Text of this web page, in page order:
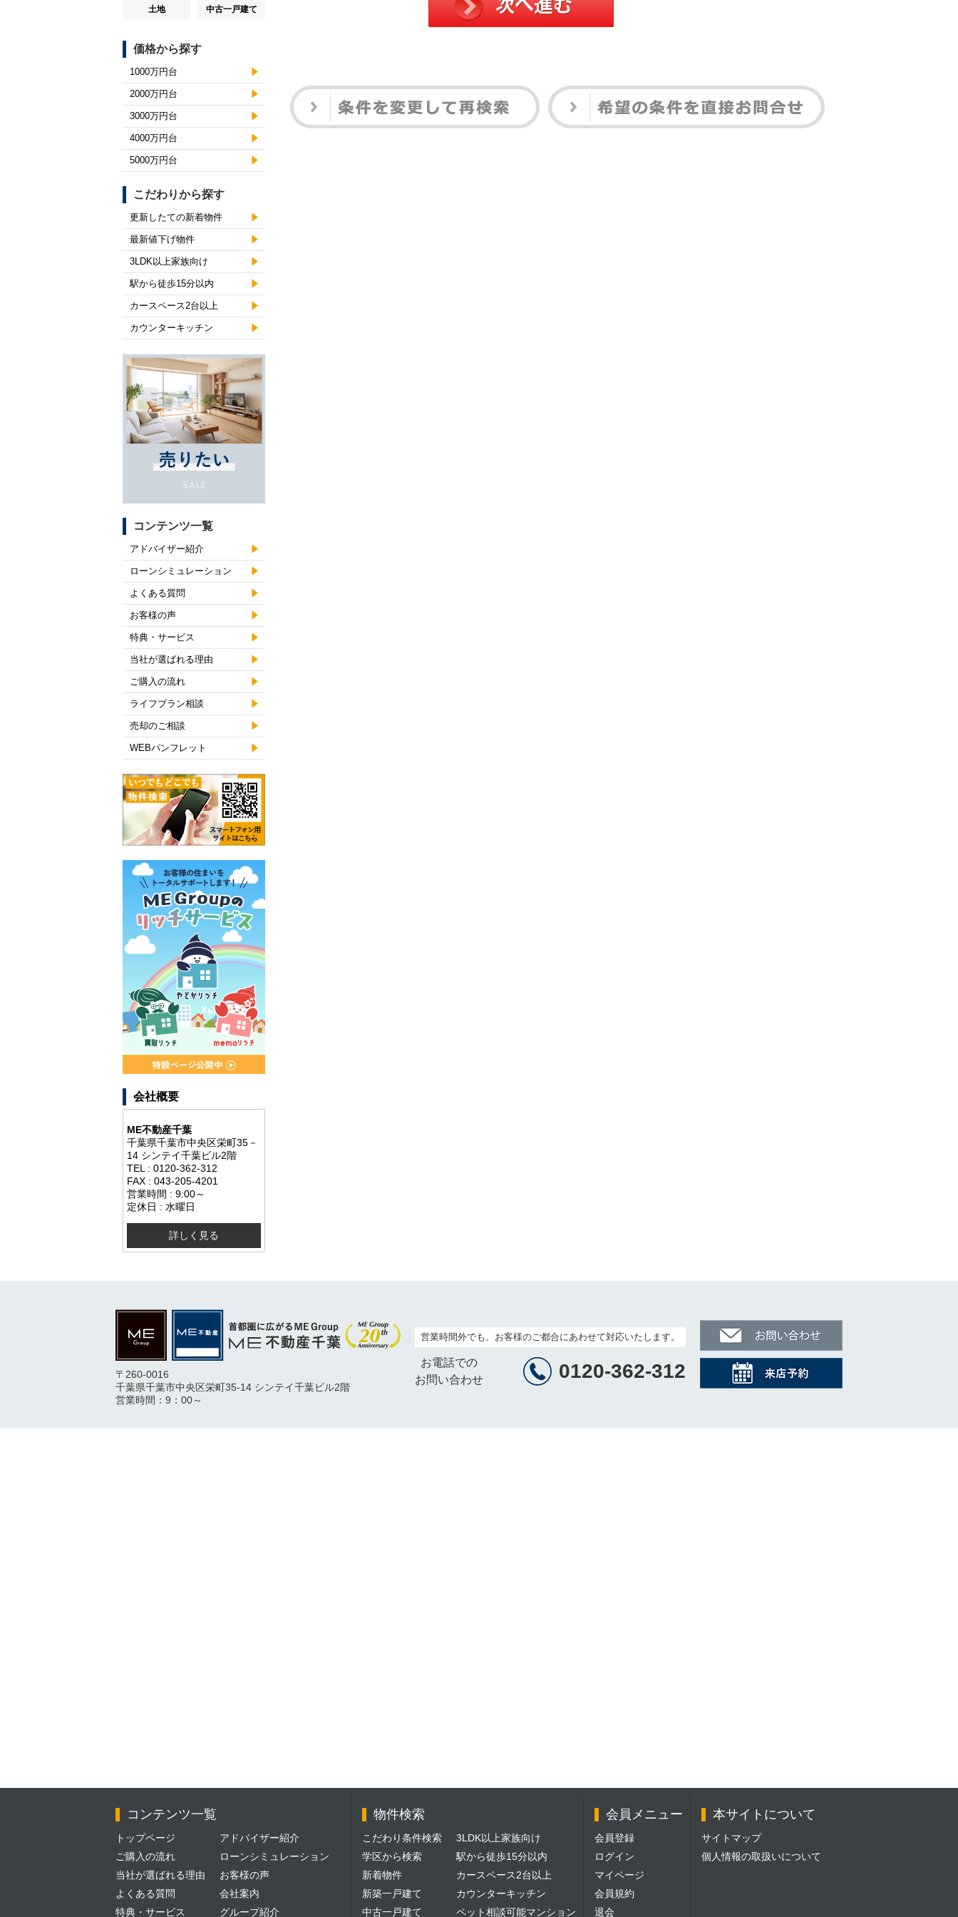
土地 中古一戸建て
価格から探す
1000万円台
2000万円台
3000万円台
4000万円台
5000万円台
こだわりから探す
更新したての新着物件
最新値下げ物件
3LDK以上家族向け
駅から徒歩15分以内
カースペース2台以上
カウンターキッチン
コンテンツ一覧
アドバイザー紹介
ローンシミュレーション
よくある質問
お客様の声
特典・サービス
当社が選ばれる理由
ご購入の流れ
ライフプラン相談
売却のご相談
WEBパンフレット
会社概要
ME不動産千葉
千葉県千葉市中央区栄町35－
14 シンテイ千葉ビル2階
TEL : 0120-362-312
FAX : 043-205-4201
営業時間 : 9:00～
定休日 : 水曜日
詳しく見る
〒260-0016
千葉県千葉市中央区栄町35-14 シンテイ千葉ビル2階
営業時間：9：00～
営業時間外でも、お客様のご都合にあわせて対応いたします。
お電話での
お問い合わせ
0120-362-312
コンテンツ一覧
トップページ
ご購入の流れ
当社が選ばれる理由
よくある質問
特典・サービス
アドバイザー紹介
ローンシミュレーション
お客様の声
会社案内
グループ紹介
物件検索
こだわり条件検索
学区から検索
新着物件
新築一戸建て
中古一戸建て
3LDK以上家族向け
駅から徒歩15分以内
カースペース2台以上
カウンターキッチン
ペット相談可能マンション
会員メニュー
会員登録
ログイン
マイページ
会員規約
退会
本サイトについて
サイトマップ
個人情報の取扱いについて